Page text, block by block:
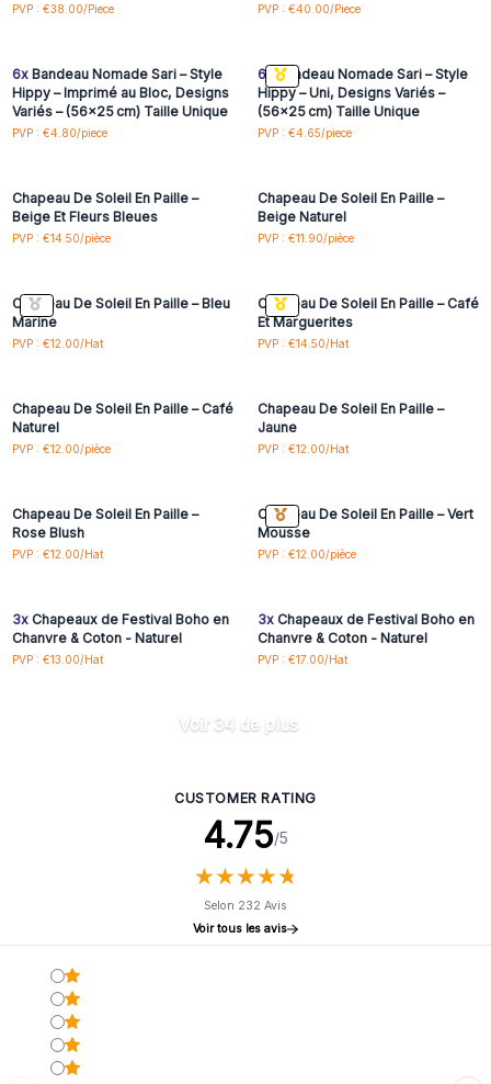
PVP : €38.00/Piece PVP : €40.00/Piece
Connectez-vous ou
6xBandeau Nomade Sari – Style
Hippy – Imprimé au Bloc, Designs
Variés – (56x25 cm) Taille Unique
PVP : €4.80/piece
Connectez-vous ou
6x Bandeau Nomade Sari – Style
Hippy – Uni, Designs Variés –
(56x25 cm) Taille Unique
PVP : €4.65/piece
Connectez-vous ou
Chapeau De Soleil En Paille –
Beige Et Fleurs Bleues
PVP : €14.50/pièce
Connectez-vous ou
Chapeau De Soleil En Paille –
Beige Naturel
PVP : €11.90/pièce
Connectez-vous ou
Chapeau De Soleil En Paille – Bleu
Marine
PVP : €12.00/Hat
Connectez-vous ou
Chapeau De Soleil En Paille – Café
Et Marguerites
PVP : €14.50/Hat
Connectez-vous ou
Chapeau De Soleil En Paille – Café
Naturel
PVP : €12.00/pièce
Connectez-vous ou
Chapeau De Soleil En Paille –
Jaune
PVP : €12.00/Hat
Connectez-vous ou
Chapeau De Soleil En Paille –
Rose Blush
PVP : €12.00/Hat
Connectez-vous ou
Chapeau De Soleil En Paille – Vert
Mousse
PVP : €12.00/pièce
Connectez-vous ou
3xChapeaux de Festival Boho en
Chanvre & Coton - Naturel
PVP : €13.00/Hat
Connectez-vous ou
3xChapeaux de Festival Boho en
Chanvre & Coton - Naturel
PVP : €17.00/Hat
Voir 34 de plus
CUSTOMER RATING
4.75/5
★★★★★
★★★★★
Selon 232 Avis
Voir tous les avis